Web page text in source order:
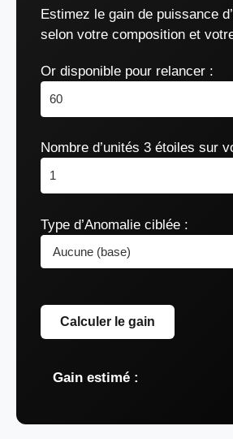
Estimez le gain de puissance
selon votre composition et
Or disponible pour relancer :
Nombre d’unités 3 étoiles sur
Type d’Anomalie ciblée :
Calculer le gain
Gain estimé :